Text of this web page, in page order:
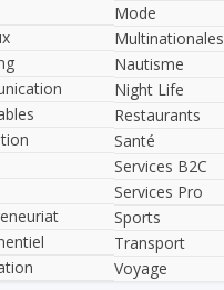
Mode
Multinationales
Nautisme
Night Life
Restaurants
Santé
Services B2C
Services Pro
Sports
Transport
Voyage